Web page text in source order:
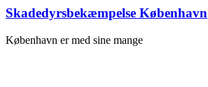
Skadedyrsbekæmpelse København
København er med sine mange